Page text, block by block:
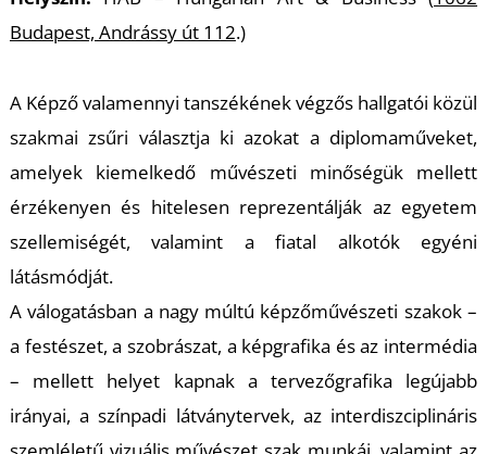
Budapest, Andrássy út 112.)
A Képző valamennyi tanszékének végzős hallgatói közül
szakmai zsűri választja ki azokat a diplomaműveket,
amelyek kiemelkedő művészeti minőségük mellett
érzékenyen és hitelesen reprezentálják az egyetem
szellemiségét, valamint a fiatal alkotók egyéni
látásmódját.
A válogatásban a nagy múltú képzőművészeti szakok –
a festészet, a szobrászat, a képgrafika és az intermédia
– mellett helyet kapnak a tervezőgrafika legújabb
irányai, a színpadi látványtervek, az interdiszciplináris